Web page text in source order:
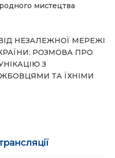
мистецтва
НЕЗАЛЕЖНОЇ МЕРЕЖІ
РОЗМОВА ПРО
З
ТА ЇХНІМИ